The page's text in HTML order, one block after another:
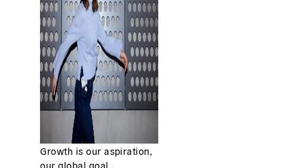
Growth is our aspiration,
our global goal.